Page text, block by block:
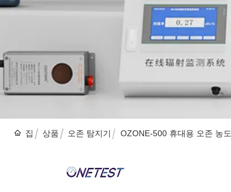
집 상품 오존 탐지기 OZONE-500 휴대용 오존 농